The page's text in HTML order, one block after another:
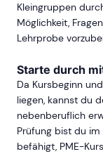
Kleingruppen
Möglichkeit,
Lehrprobe
Starte durch
Da Kursbeginn
liegen, kannst du
nebenberuflich
Prüfung bist du im
befähigt, PME-